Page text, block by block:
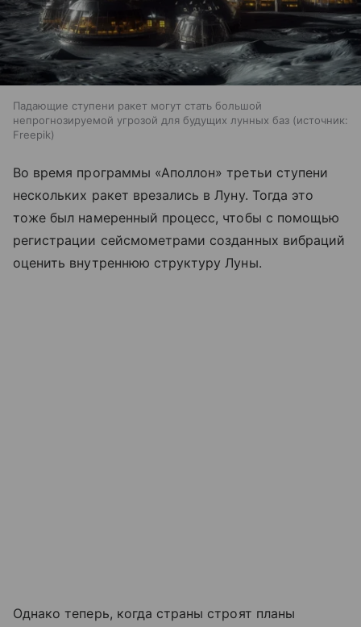
Падающие ступени ракет могут стать большой
непрогнозируемой угрозой для будущих лунных баз
источник:
Freepik
Во время программы «Аполлон» третьи ступени
нескольких ракет врезались в Луну. Тогда это
тоже был намеренный процесс, чтобы с помощью
регистрации сейсмометрами созданных вибраций
оценить внутреннюю структуру Луны.
Однако теперь, когда страны строят планы